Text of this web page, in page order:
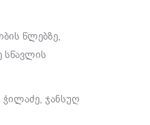
წლებზე,
სწავლის
ჯანსუღ